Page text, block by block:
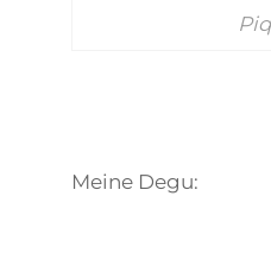
Meine Degu: